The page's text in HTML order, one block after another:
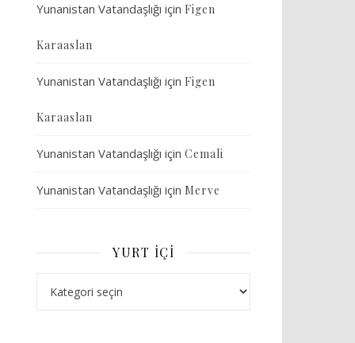
Yunanistan Vatandaşlığı için Figen
Karaaslan
Yunanistan Vatandaşlığı için Figen
Karaaslan
Yunanistan Vatandaşlığı için Cemali
Yunanistan Vatandaşlığı için Merve
YURT İÇI